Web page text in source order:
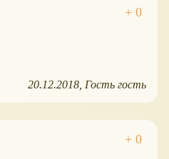
20.12.2018 Гость гость